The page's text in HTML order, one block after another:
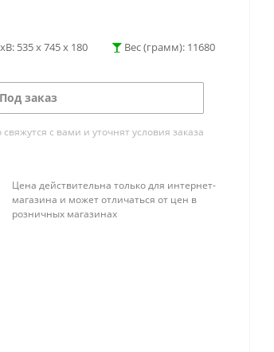
535 x 745 x 180 Вес (грамм): 11680
Под заказ
с вами и уточнят условия заказа
Цена действительна только для интернет-
магазина и может отличаться от цен в
розничных магазинах